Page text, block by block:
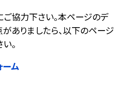
協力下さい。本ページのデ
ありましたら、以下のページ
。
ーム